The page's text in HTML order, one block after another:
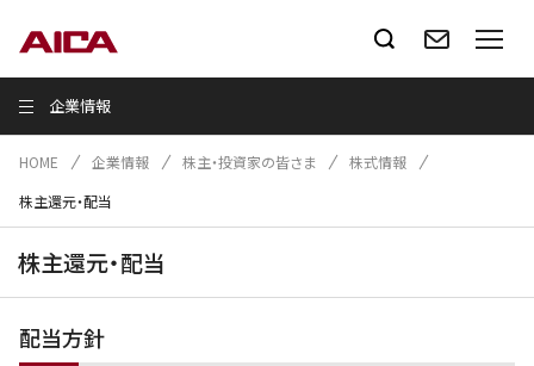
企業情報
HOME 企業情報 株主・投資家の皆さま
株式情報
株主還元・配当
株主還元・配当
配当方針